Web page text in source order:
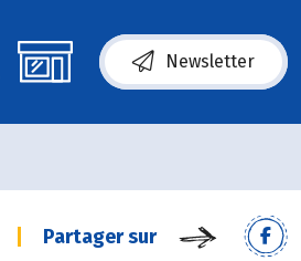
Newsletter
Partager sur